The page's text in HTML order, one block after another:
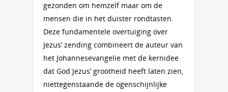
gezonden om hemzelf maar om de
mensen die in het duister rondtasten.
Deze fundamentele overtuiging over
Jezus’ zending combineert de auteur van
het Johannesevangelie met de kernidee
dat God Jezus’ grootheid heeft laten zien,
niettegenstaande de ogenschijnlijke